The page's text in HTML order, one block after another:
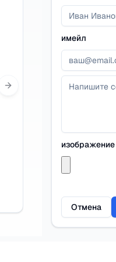
Next slide
имейл
изображение
Отмена